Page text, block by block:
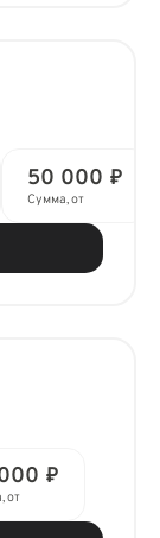
50 000 ₽
Сумма, от
₽
от